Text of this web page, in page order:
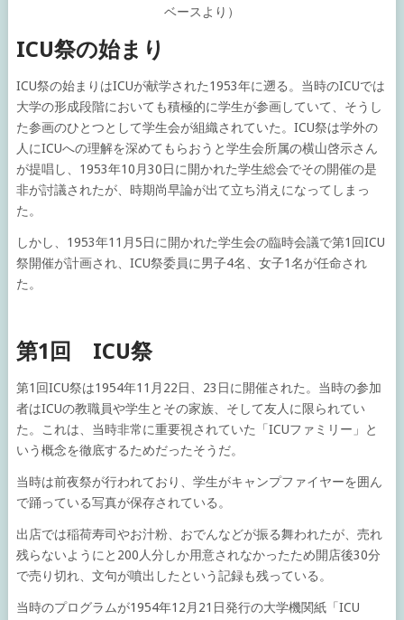
ベースより）
ICU祭の始まり
ICU祭の始まりはICUが献学された1953年に遡る。当時のICUでは
大学の形成段階においても積極的に学生が参画していて、そうし
た参画のひとつとして学生会が組織されていた。ICU祭は学外の
人にICUへの理解を深めてもらおうと学生会所属の横山啓示さん
が提唱し、1953年10月30日に開かれた学生総会でその開催の是
非が討議されたが、時期尚早論が出て立ち消えになってしまっ
た。
しかし、1953年11月5日に開かれた学生会の臨時会議で第1回ICU
祭開催が計画され、ICU祭委員に男子4名、女子1名が任命され
た。
第1回 ICU祭
第1回ICU祭は1954年11月22日、23日に開催された。当時の参加
者はICUの教職員や学生とその家族、そして友人に限られてい
た。これは、当時非常に重要視されていた「ICUファミリー」と
いう概念を徹底するためだったそうだ。
当時は前夜祭が行われており、学生がキャンプファイヤーを囲ん
で踊っている写真が保存されている。
出店では稲荷寿司やお汁粉、おでんなどが振る舞われたが、売れ
残らないようにと200人分しか用意されなかったため開店後30分
で売り切れ、文句が噴出したという記録も残っている。
当時のプログラムが1954年12月21日発行の大学機関紙「ICU